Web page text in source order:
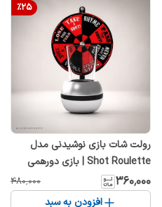
%25
رولت شات بازی نوشیدنی مدل
Shot Roulette | بازی دورهمی
هیجان‌انگیز رومیزی
۳۶۰٬۰۰۰ ۴۸۰٬۰۰۰
افزودن به سبد